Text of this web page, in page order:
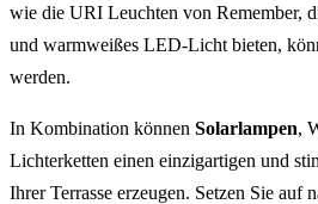
wie die URI Leuchten von Remember,
und warmweißes LED-Licht bieten,
werden.
In Kombination können Solarlampen,
Lichterketten einen einzigartigen und
Ihrer Terrasse erzeugen. Setzen Sie auf